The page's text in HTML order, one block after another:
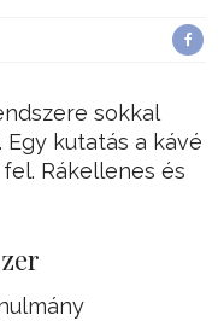
sokkal
kutatás a kávé
Rákellenes és